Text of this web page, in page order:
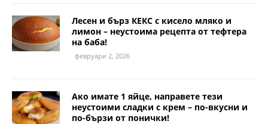
Лесен и бърз КЕКС с кисело мляко и
лимон – неустоима рецепта от тефтера
на баба!
февруари 2, 2026
Ако имате 1 яйце, направете тези
неустоими сладки с крем – по-вкусни и
по-бързи от понички!